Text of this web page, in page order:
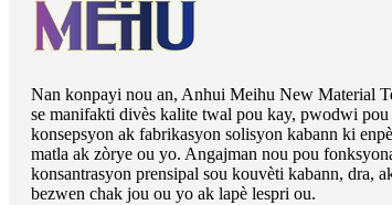
Nan konpayi nou an, Anhui Meihu New Material
se manifakti divès kalite twal pou kay, pwodwi pou
konsepsyon ak fabrikasyon solisyon kabann ki
matla ak zòrye ou yo. Angajman nou pou
konsantrasyon prensipal sou kouvèti kabann, dra,
bezwen chak jou ou yo ak lapè lespri ou.